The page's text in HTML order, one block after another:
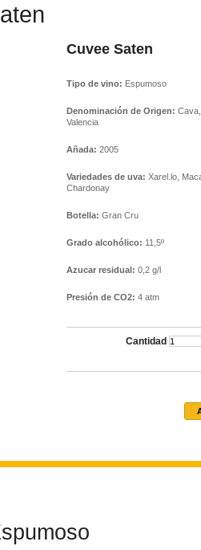
Cuvee Saten
Tipo de vino: Espumoso
Denominación de Origen:
Valencia
Añada: 2005
Variedades de uva: Xarel.lo,
Chardonay
Botella: Gran Cru
Grado alcohólico: 11,5º
Azucar residual: 0,2 g/l
Presión de CO2: 4 atm
Cantidad